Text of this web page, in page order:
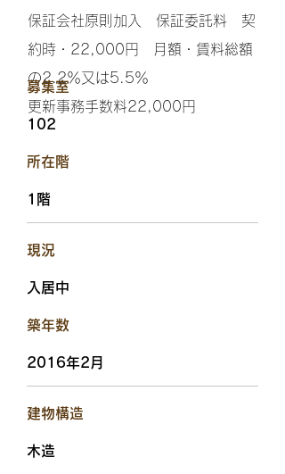
保証会社原則加入 保証委託料 契
約時・22,000円 月額・賃料総額
の2.2％又は5.5％
更新事務手数料22,000円
​募集室
102
​所在階
1階
​現況
入居中
​築年数
2016年2月
​建物構造
木造